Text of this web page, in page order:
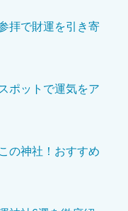
拝で財運を引き寄
ポットで運気をア
の神社！おすすめ